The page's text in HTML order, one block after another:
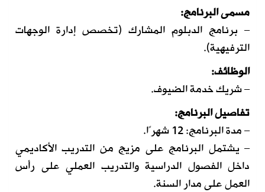
مسمى البرنامج:
– برنامج الدبلوم المشارك (تخصص إدارة الوجهات
الترفيهية).
الوظائف:
– شريك خدمة الضيوف.
تفاصيل البرنامج:
– مدة البرنامج: 12 شهرًا.
– يشتمل البرنامج على مزيج من التدريب الأكاديمي
داخل الفصول الدراسية والتدريب العملي على رأس
العمل على مدار السنة.